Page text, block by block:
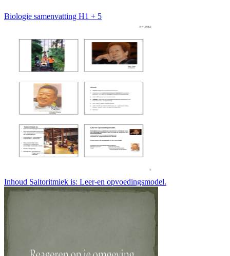
Biologie samenvatting H1 + 5
Inhoud Saitoritmiek is: Leer-en opvoedingsmodel.